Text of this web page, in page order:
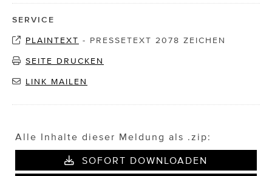
SERVICE
PLAINTEXT - PRESSETEXT 2078 ZEICHEN
SEITE DRUCKEN
LINK MAILEN
Alle Inhalte dieser Meldung als .zip:
SOFORT DOWNLOADEN